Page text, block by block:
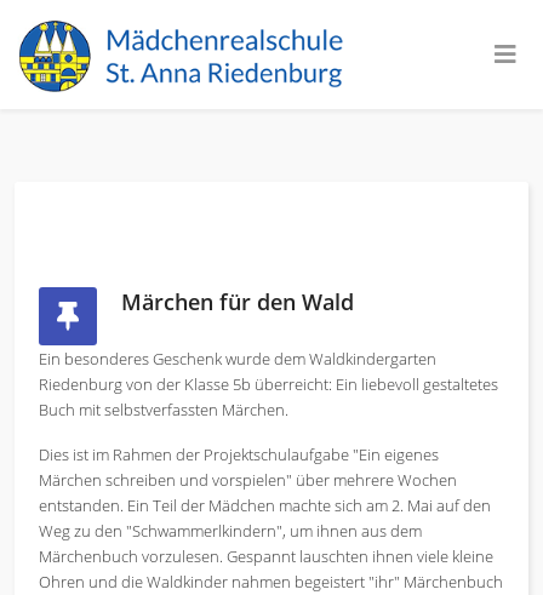
Märchen für den Wald
Ein besonderes Geschenk wurde dem Waldkindergarten
Riedenburg von der Klasse 5b überreicht: Ein liebevoll gestaltetes
Buch mit selbstverfassten Märchen.
Dies ist im Rahmen der Projektschulaufgabe "Ein eigenes
Märchen schreiben und vorspielen" über mehrere Wochen
entstanden. Ein Teil der Mädchen machte sich am 2. Mai auf den
Weg zu den "Schwammerlkindern", um ihnen aus dem
Märchenbuch vorzulesen. Gespannt lauschten ihnen viele kleine
Ohren und die Waldkinder nahmen begeistert "ihr" Märchenbuch